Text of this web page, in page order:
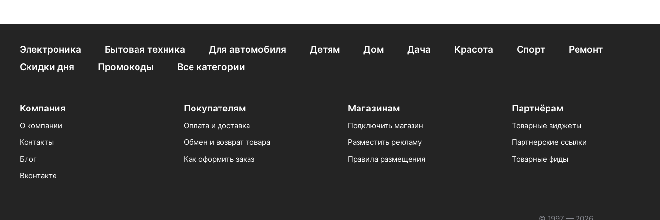
Электроника Бытовая техника Для автомобиля Детям Дом Дача Красота Спорт
Ремонт
Скидки дня
Промокоды Все категории
Компания
О компании
Контакты
Блог
Вконтакте
Покупателям
Оплата и доставка
Обмен и возврат товара
Как оформить заказ
Магазинам
Подключить магазин
Разместить рекламу
Правила размещения
Партнёрам
Товарные виджеты
Партнерские ссылки
Товарные фиды